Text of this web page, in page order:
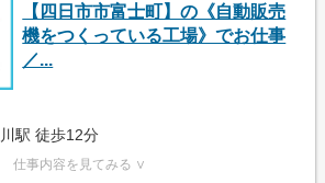
【四日市市富士町】の《自動販売
機をつくっている工場》でお仕事
／...
駅 徒歩12分
仕事内容を見てみる ∨